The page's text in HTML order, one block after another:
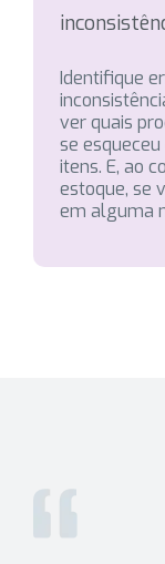
Identifique
ver quais
se
itens. E, ao
estoque, se
em alguma